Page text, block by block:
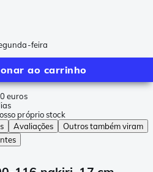
feira
ao carrinho
euros
próprio stock
Avaliações
Outros também viram